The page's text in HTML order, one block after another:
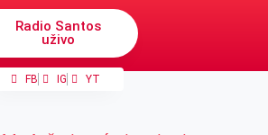
Radio Santos
uživo
FB IG YT